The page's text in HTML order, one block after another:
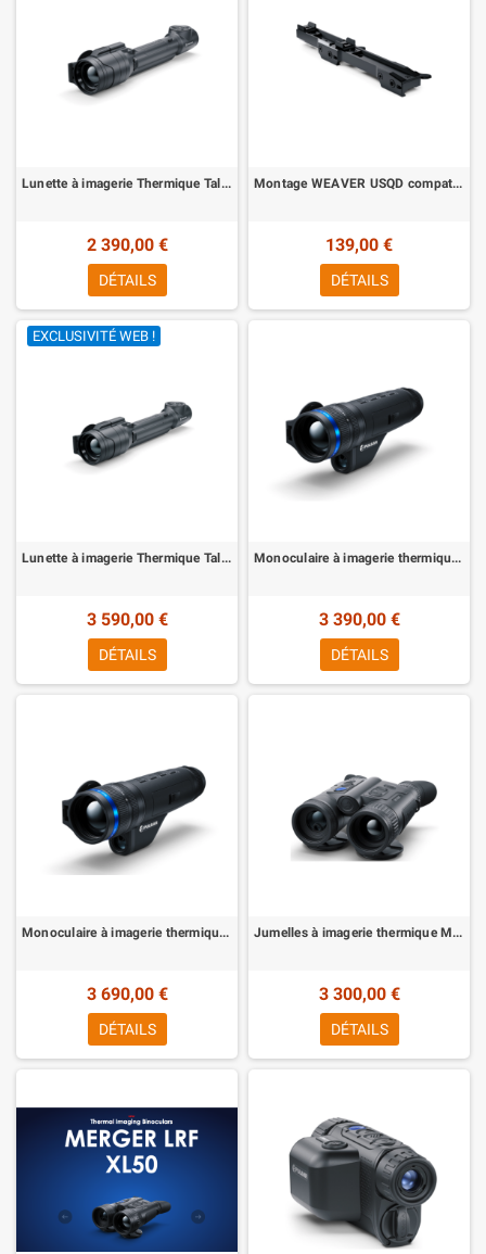
Lunette à imagerie Thermique Talion XQ35 Pro Pulsar
2 390,00 €
DÉTAILS
Montage WEAVER USQD compatible appareils thermiques Pulsar
139,00 €
DÉTAILS
EXCLUSIVITÉ WEB !
Lunette à imagerie Thermique Talion XG35 Pulsar
3 590,00 €
DÉTAILS
Monoculaire à imagerie thermique TELOS XP 50 Pulsar
3 390,00 €
DÉTAILS
Monoculaire à imagerie thermique TELOS LRF XP 50 avec télémètre intégré Pulsar
3 690,00 €
DÉTAILS
Jumelles à imagerie thermique Merger LRF XQ35 Pulsar
3 300,00 €
DÉTAILS